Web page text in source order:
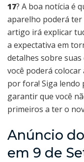
17? A boa notícia é
aparelho poderá ter
artigo irá explicar
a expectativa em
detalhes sobre suas
você poderá
por fora! Siga lendo
garantir que você
primeiros a ter o
Anúncio
em 9 de